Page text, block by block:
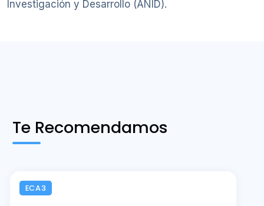
Investigación y Desarrollo (ANID).
Te Recomendamos
ECA3